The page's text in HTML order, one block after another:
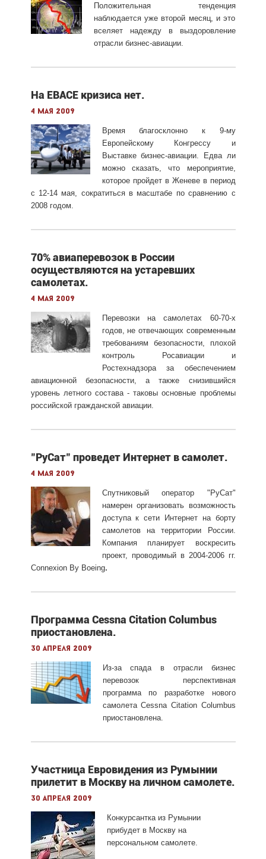
Положительная тенденция
наблюдается уже второй месяц, и это
вселяет надежду в выздоровление
отрасли бизнес-авиации.
На EBACE кризиса нет.
4 мая 2009
Время благосклонно к 9-му
Европейскому Конгрессу и
Выставке бизнес-авиации. Едва ли
можно сказать, что мероприятие,
которое пройдет в Женеве в период
с 12-14 мая, сократиться в масштабе по сравнению с
2008 годом.
70% авиаперевозок в России
осуществляются на устаревших
самолетах.
4 мая 2009
Перевозки на самолетах 60-70-х
годов, не отвечающих современным
требованиям безопасности, плохой
контроль Росавиации и
Ростехнадзора за обеспечением
авиационной безопасности, а также снизившийся
уровень летного состава - таковы основные проблемы
российской гражданской авиации.
"РуСат" проведет Интернет в самолет.
4 мая 2009
Спутниковый оператор "РуСат"
намерен организовать возможность
доступа к сети Интернет на борту
самолетов на территории России.
Компания планирует воскресить
проект, проводимый в 2004-2006 гг.
Connexion By Boeing.
Программа Cessna Citation Columbus
приостановлена.
30 апреля 2009
Из-за спада в отрасли бизнес
перевозок перспективная
программа по разработке нового
самолета Cessna Citation Columbus
приостановлена.
Участница Евровидения из Румынии
прилетит в Москву на личном самолете.
30 апреля 2009
Конкурсантка из Румынии
прибудет в Москву на
персональном самолете.